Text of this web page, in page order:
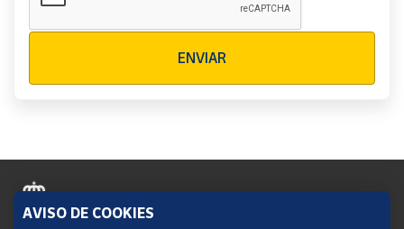
ENVIAR
AVISO DE COOKIES